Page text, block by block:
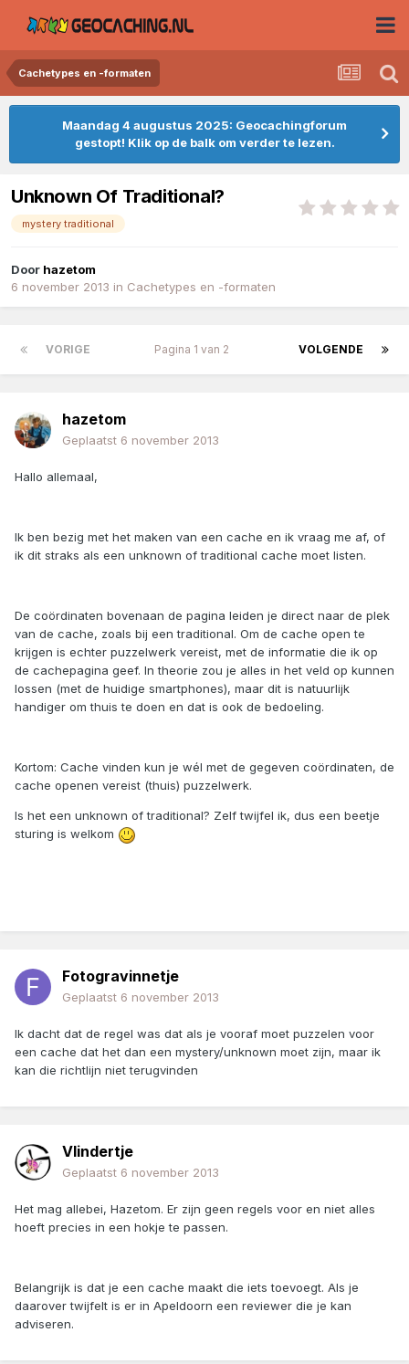
Cachetypes en -formaten
Maandag 4 augustus 2025: Geocachingforum
gestopt! Klik op de balk om verder te lezen.
Unknown Of Traditional?
mystery traditional
Door hazetom
6 november 2013 in Cachetypes en -formaten
VORIGE VOLGENDE
Pagina 1 van 2
hazetom
Geplaatst 6 november 2013
Hallo allemaal,
Ik ben bezig met het maken van een cache en ik vraag me af, of
ik dit straks als een unknown of traditional cache moet listen.
De coördinaten bovenaan de pagina leiden je direct naar de plek
van de cache, zoals bij een traditional. Om de cache open te
krijgen is echter puzzelwerk vereist, met de informatie die ik op
de cachepagina geef. In theorie zou je alles in het veld op kunnen
lossen (met de huidige smartphones), maar dit is natuurlijk
handiger om thuis te doen en dat is ook de bedoeling.
Kortom: Cache vinden kun je wél met de gegeven coördinaten, de
cache openen vereist (thuis) puzzelwerk.
Is het een unknown of traditional? Zelf twijfel ik, dus een beetje
sturing is welkom
Fotogravinnetje
Geplaatst 6 november 2013
Ik dacht dat de regel was dat als je vooraf moet puzzelen voor
een cache dat het dan een mystery/unknown moet zijn, maar ik
kan die richtlijn niet terugvinden
Vlindertje
Geplaatst 6 november 2013
Het mag allebei, Hazetom. Er zijn geen regels voor en niet alles
hoeft precies in een hokje te passen.
Belangrijk is dat je een cache maakt die iets toevoegt. Als je
daarover twijfelt is er in Apeldoorn een reviewer die je kan
adviseren.